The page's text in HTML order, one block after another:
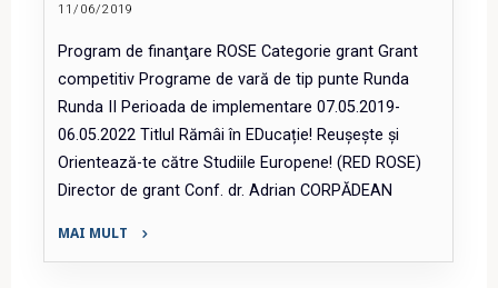
11/06/2019
Program de finanţare ROSE Categorie grant Grant
competitiv Programe de vară de tip punte Runda
Runda II Perioada de implementare 07.05.2019-
06.05.2022 Titlul Rămâi în EDucație! Reușește și
Orientează-te către Studiile Europene! (RED ROSE)
Director de grant Conf. dr. Adrian CORPĂDEAN
MAI MULT
"Rămâi